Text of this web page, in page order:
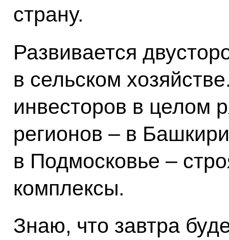
страну.
Развивается
в сельском
инвесторов в целом
регионов – в
в Подмосковье –
комплексы.
Знаю, что завтра